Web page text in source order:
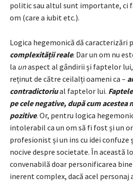
politic sau altul sunt importante, ci
om (care a iubit etc.).
Logica hegemonică dă caracterizări
complexității reale. Dar un om nu
la unaspect al gândirii și faptelor
reținut de către ceilalți oameni ca –
contradictoriual faptelor lui.
pe cele negative, după cum acestea
pozitive. Or, pentru logica
intolerabil ca un om să fi fost și un
profesionist și un ins cu idei confuze
nocive despre societate. În această
convenabilă doar personificarea
inerent complex, dacă acel personaj